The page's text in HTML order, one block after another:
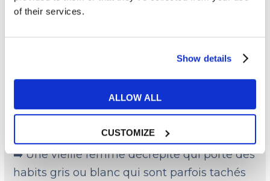
of their services.
Show details
ALLOW ALL
CUSTOMIZE
apparence, elle est décrite de différentes
➡️ Une jeune femme aux cheveux longs et
qui porte une robe verte ou argentée.
➡️ Un fantôme avec une figure de femme
➡️ Une vieille femme décrépite qui porte des
habits gris ou blanc qui sont parfois tachés